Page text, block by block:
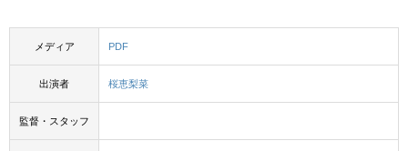
メディア PDF
出演者 桜恵梨菜
監督・スタッフ